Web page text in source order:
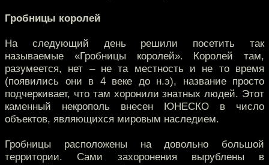
Гробницы королей
На следующий день решили посетить так
называемые «Гробницы королей». Королей там,
разумеется, нет – не та местность и не то время
(появились они в 4 веке до н.э), название просто
подчеркивает, что там хоронили знатных людей. Этот
каменный некрополь внесен ЮНЕСКО в число
объектов, являющихся мировым наследием.
Гробницы расположены на довольно большой
территории. Сами захоронения вырублены в